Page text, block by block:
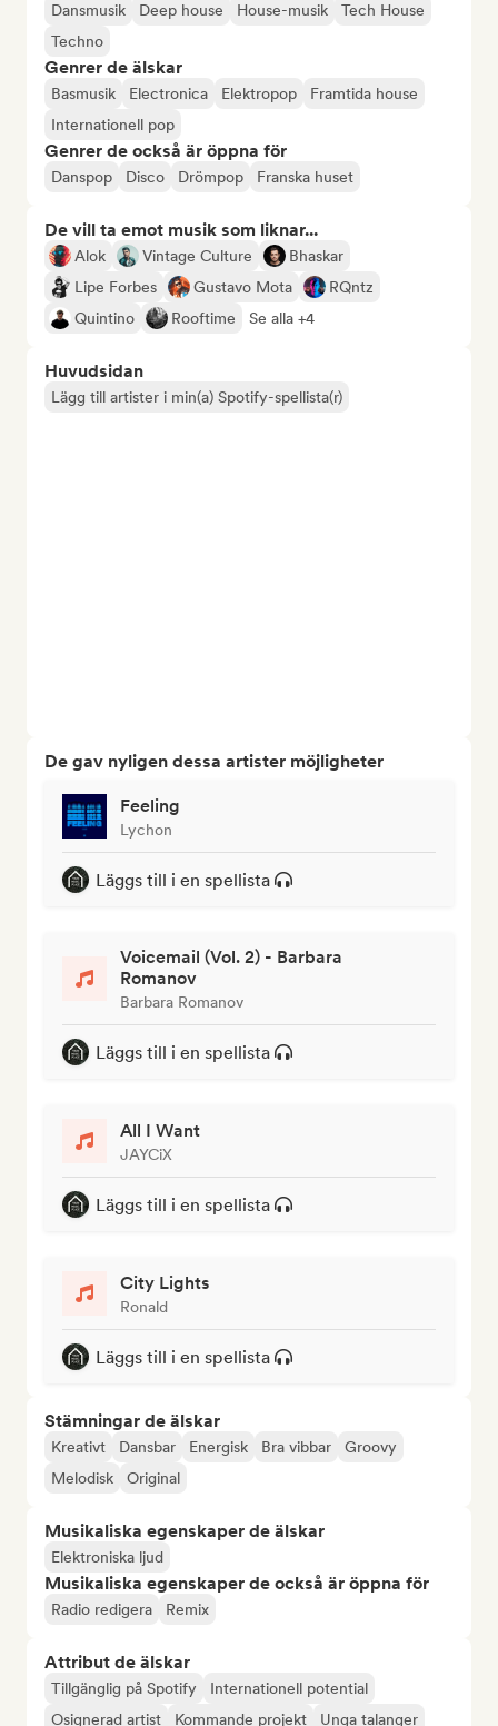
Dansmusik Deep house House-musik
Tech House
Techno
Genrer de älskar
Basmusik Electronica Elektropop
Framtida house
Internationell pop
Genrer de också är öppna för
Danspop Disco Drömpop Franska huset
De vill ta emot musik som liknar...
Alok Vintage Culture
Bhaskar
Lipe Forbes
Gustavo Mota
RQntz
Quintino
Rooftime Se alla +4
Huvudsidan
Lägg till artister i min(a) Spotify-spellista(r)
De gav nyligen dessa artister möjligheter
Feeling
Lychon
Läggs till i en spellista
Voicemail (Vol. 2) - Barbara
Romanov
Barbara Romanov
Läggs till i en spellista
All I Want
JAYCiX
Läggs till i en spellista
City Lights
Ronald
Läggs till i en spellista
Stämningar de älskar
Kreativt Dansbar Energisk Bra vibbar
Groovy
Melodisk
Original
Musikaliska egenskaper de älskar
Elektroniska ljud
Musikaliska egenskaper de också är öppna för
Radio redigera Remix
Attribut de älskar
Tillgänglig på Spotify
Internationell potential
Osignerad artist
Kommande projekt Unga talanger